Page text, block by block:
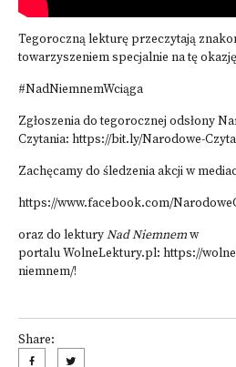
Tegoroczną lekturę przeczytają
towarzyszeniem specjalnie na tę
#NadNiemnemWciąga
Zgłoszenia do tegorocznej odsłony
Czytania: https://bit.ly/Narodowe-
Zachęcamy do śledzenia akcji w
https://www.facebook.com/
oraz do lekturyNad Niemnemw
portaluWolneLektury.pl: https://
niemnem/!
Share: